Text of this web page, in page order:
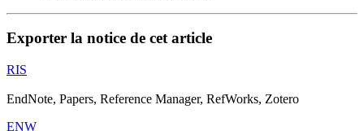
Exporter la notice de cet article
RIS
EndNote, Papers, Reference Manager, RefWorks, Zotero
ENW